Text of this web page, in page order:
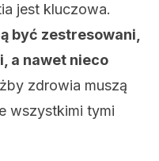
jest kluczowa.
być zestresowani,
a nawet nieco
zdrowia muszą
wszystkimi tymi